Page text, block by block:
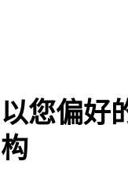
以您偏好
构